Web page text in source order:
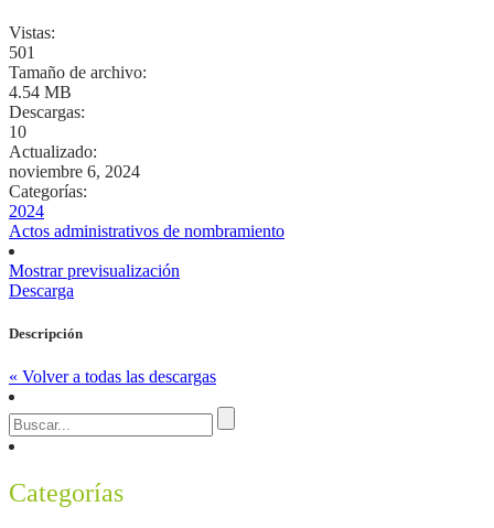
Vistas:
501
Tamaño de archivo:
4.54 MB
Descargas:
10
Actualizado:
noviembre 6, 2024
Categorías:
2024
Actos administrativos de nombramiento
Mostrar previsualización
Descarga
Descripción
« Volver a todas las descargas
Categorías